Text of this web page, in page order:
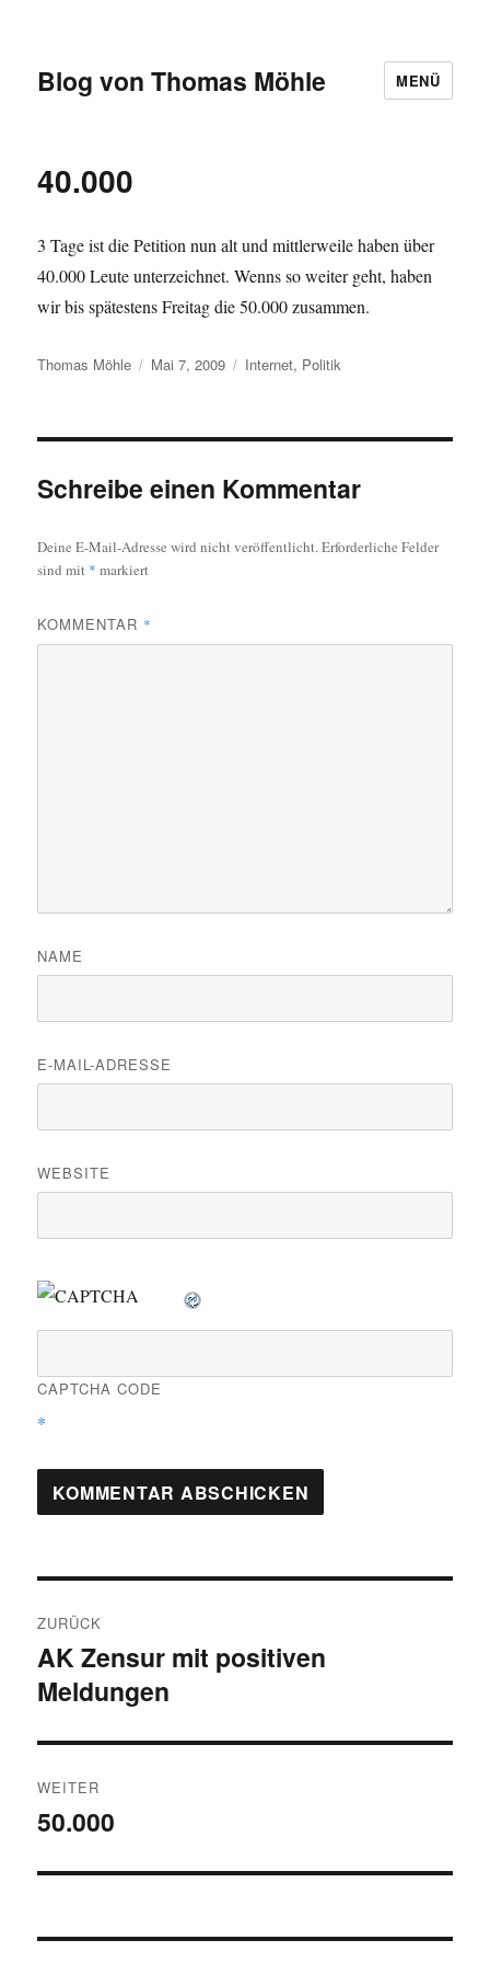
Blog von Thomas Möhle MENÜ
40.000
3 Tage ist die Petition nun alt und mittlerweile haben über
40.000 Leute unterzeichnet. Wenns so weiter geht, haben
wir bis spätestens Freitag die 50.000 zusammen.
Autor
Thomas Möhle
Veröffentlicht
Mai 7, 2009 Kategorien
Internet, Politik
Schreibe einen Kommentar
Deine E-Mail-Adresse wird nicht veröffentlicht.Erforderliche Felder
sind mit * markiert
KOMMENTAR *
NAME
E-MAIL-ADRESSE
WEBSITE
CAPTCHA CODE
*
ZURÜCK
Vorheriger
Beitrag:
AK Zensur mit positiven
Meldungen
WEITER
Nächster
50.000